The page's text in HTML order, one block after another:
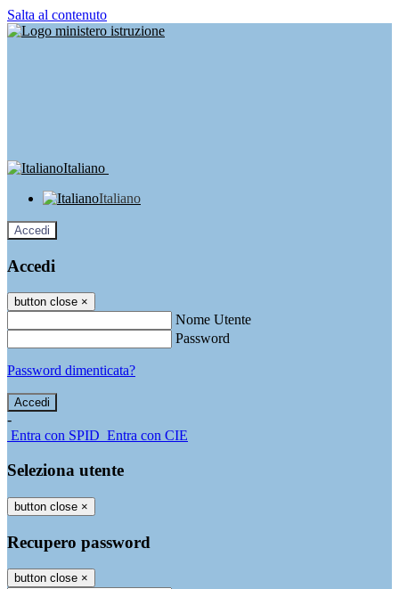
Salta al contenuto
Italiano
Italiano
Accedi
Accedi
button close ×
Nome Utente
Password
Password dimenticata?
-
Entra con SPID Entra con CIE
Seleziona utente
button close ×
Recupero password
button close ×